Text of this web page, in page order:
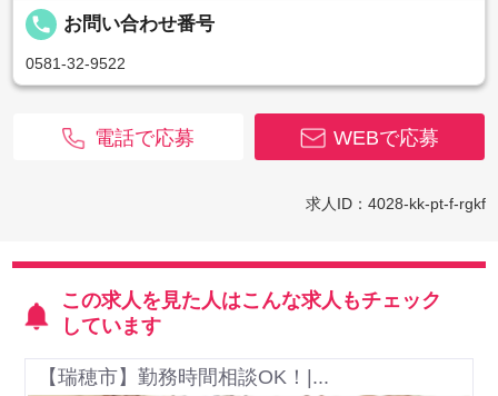
local_phone お問い合わせ番号
0581-32-9522
WEBで応募
電話で応募
求人ID：4028-kk-pt-f-rgkf
この求人を見た人はこんな求人もチェック
しています
【瑞穂市】勤務時間相談OK！|...